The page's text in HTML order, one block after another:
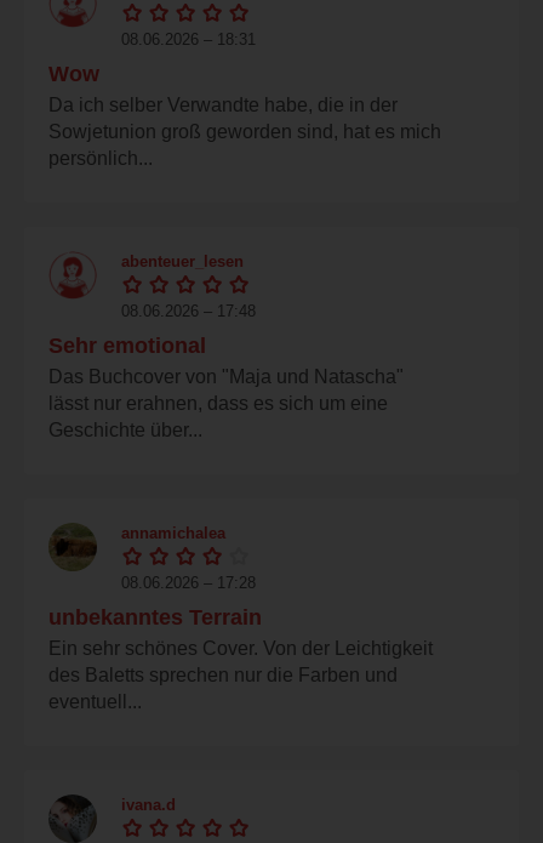
08.06.2026 – 18:31
Wow
Da ich selber Verwandte habe, die in der
Sowjetunion groß geworden sind, hat es mich
persönlich...
abenteuer_lesen
08.06.2026 – 17:48
Sehr emotional
Das Buchcover von "Maja und Natascha"
lässt nur erahnen, dass es sich um eine
Geschichte über...
annamichalea
08.06.2026 – 17:28
unbekanntes Terrain
Ein sehr schönes Cover. Von der Leichtigkeit
des Baletts sprechen nur die Farben und
eventuell...
ivana.d